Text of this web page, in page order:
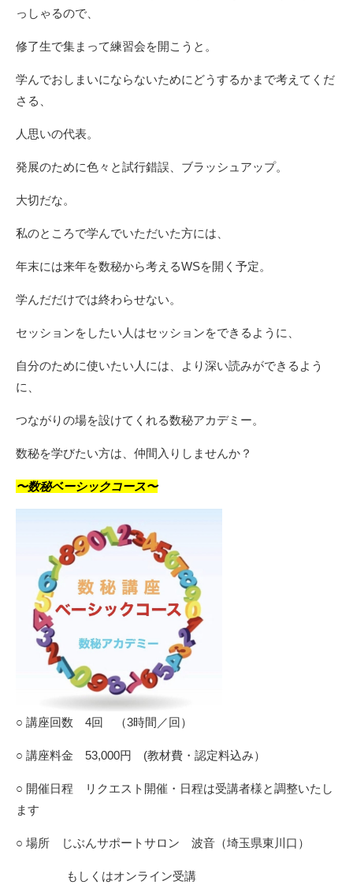
っしゃるので、
修了生で集まって練習会を開こうと。
学んでおしまいにならないためにどうするかまで考えてくだ
さる、
人思いの代表。
発展のために色々と試行錯誤、ブラッシュアップ。
大切だな。
私のところで学んでいただいた方には、
年末には来年を数秘から考えるWSを開く予定。
学んだだけでは終わらせない。
セッションをしたい人はセッションをできるように、
自分のために使いたい人には、より深い読みができるよう
に、
つながりの場を設けてくれる数秘アカデミー。
数秘を学びたい方は、仲間入りしませんか？
〜数秘ベーシックコース〜
○ 講座回数 4回 （3時間／回）
○ 講座料金 53,000円 (教材費・認定料込み）
○ 開催日程 リクエスト開催・日程は受講者様と調整いたし
ます
○ 場所 じぶんサポートサロン 波音（埼玉県東川口）
もしくはオンライン受講